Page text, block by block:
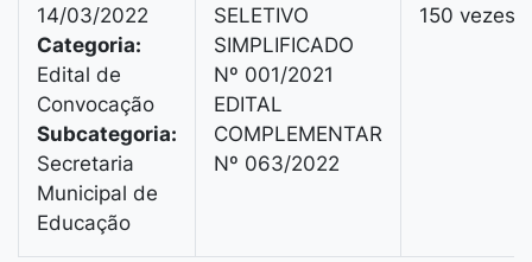
14/03/2022
Categoria:
Edital de
Convocação
Subcategoria:
Secretaria
Municipal de
Educação
SELETIVO
SIMPLIFICADO
Nº 001/2021
EDITAL
COMPLEMENTAR
Nº 063/2022
150 vezes